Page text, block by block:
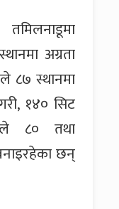
अग्रता
८७ स्थानमा
१४० सिट
८० तथा
छन्